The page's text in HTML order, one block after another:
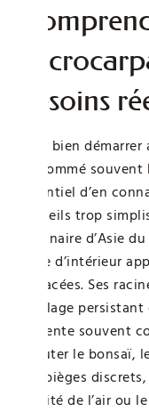
besoins
Pour bien
surnommé
essentiel d’en
conseils trop
Originaire d’Asie
arbre d’intérieur
Moracées. Ses
feuillage
présente souvent
débuter le bonsaï,
des pièges
qualité de l’air ou